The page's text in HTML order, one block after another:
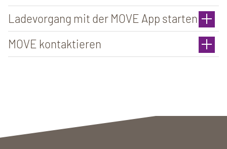
Ladevorgang mit der MOVE App starten
MOVE kontaktieren